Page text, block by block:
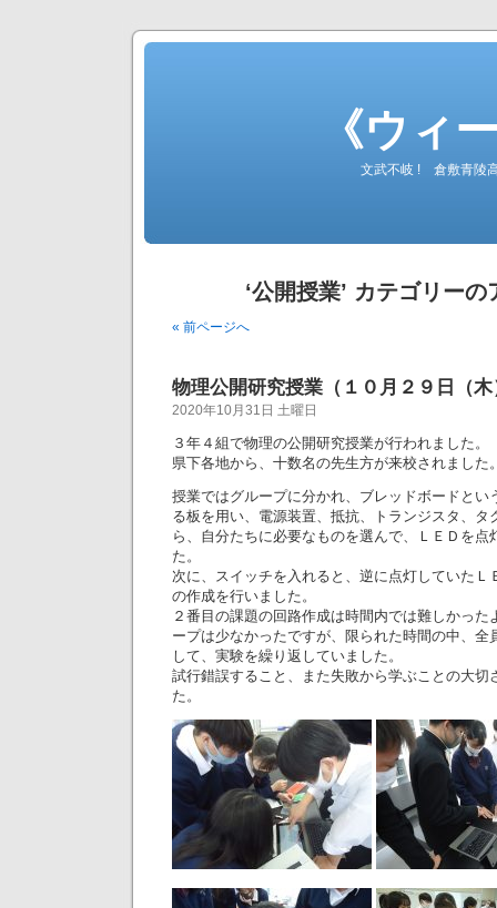
《ウィ
文武不岐 ! 倉敷青陵
‘公開授業’ カテゴリー
« 前ページへ
物理公開研究授業（１０月２９日（
2020年10月31日 土曜日
３年４組で物理の公開研究授業が行われました。
県下各地から、十数名の先生方が来校されました
授業ではグループに分かれ、ブレッドボードとい
る板を用い、電源装置、抵抗、トランジスタ、タ
ら、自分たちに必要なものを選んで、ＬＥＤを点
た。
次に、スイッチを入れると、逆に点灯していたＬ
の作成を行いました。
２番目の課題の回路作成は時間内では難しかった
ープは少なかったですが、限られた時間の中、全
して、実験を繰り返していました。
試行錯誤すること、また失敗から学ぶことの大切
た。